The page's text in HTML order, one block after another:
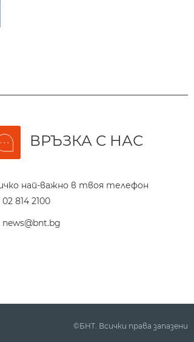
ВРЪЗКА С НАС
най-важно в твоя телефон
02 814 2100
news@bnt.bg
©БНТ. Всички права запазени